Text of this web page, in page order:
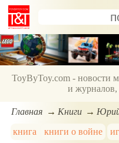
ToyByToy.com - новости
и журналов,
Главная Книги
Юрий
книга
книги о войне